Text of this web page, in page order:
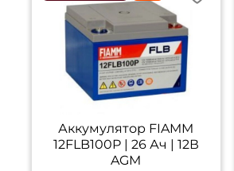
Аккумулятор FIAMM
12FLB100P | 26 Ач | 12В
AGM